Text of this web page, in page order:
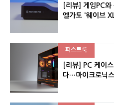
[리뷰] 게임PC와
엘가토 '웨이브
퍼스트룩
[리뷰] PC 케이
다…마이크로닉